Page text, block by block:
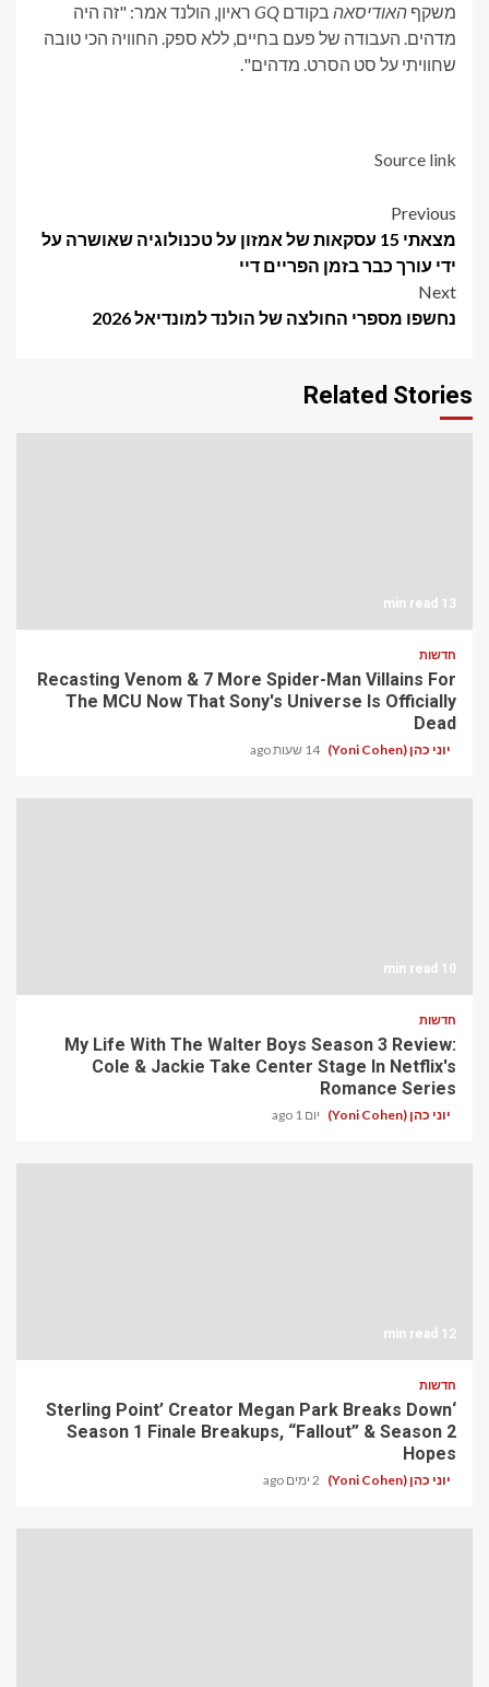
משקף האודיסאה בקודם GQ ראיון, הולנד אמר: "זה היה
מדהים. העבודה של פעם בחיים, ללא ספק. החוויה הכי טובה
שחוויתי על סט הסרט. מדהים".
Source link
Post
navigation
Previous
מצאתי 15 עסקאות של אמזון על טכנולוגיה שאושרה על
ידי עורך כבר בזמן הפריים דיי
Next
נחשפו מספרי החולצה של הולנד למונדיאל 2026
Related Stories
13 min read
חדשות
Recasting Venom & 7 More Spider-Man Villains For
The MCU Now That Sony's Universe Is Officially
Dead
יוני כהן (Yoni Cohen) 14 שעות ago
10 min read
חדשות
My Life With The Walter Boys Season 3 Review:
Cole & Jackie Take Center Stage In Netflix's
Romance Series
יוני כהן (Yoni Cohen) יום 1 ago
12 min read
חדשות
‘Sterling Point’ Creator Megan Park Breaks Down
Season 1 Finale Breakups, “Fallout” & Season 2
Hopes
יוני כהן (Yoni Cohen) 2 ימים ago